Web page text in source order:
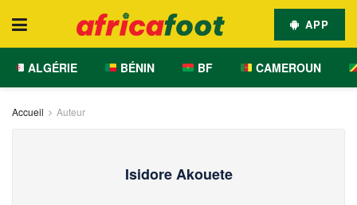
APP
ALGÉRIE BÉNIN BF CAMEROUN
Accueil Auteur
Isidore Akouete